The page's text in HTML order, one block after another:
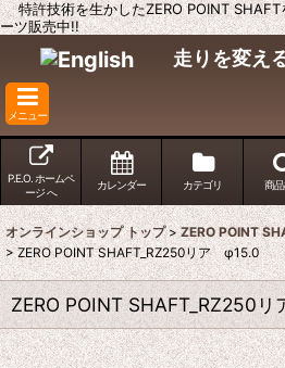
特許技術を生かしたZERO POINT
ーツ販売中!!
走りを変え
メニュー
P.E.O. ホームペ
ージ へ
カレンダー カテゴリ 商
オンラインショップ トップ > ZERO POINT
> ZERO POINT SHAFT_RZ250リア φ15.0
ZERO POINT SHAFT_RZ250